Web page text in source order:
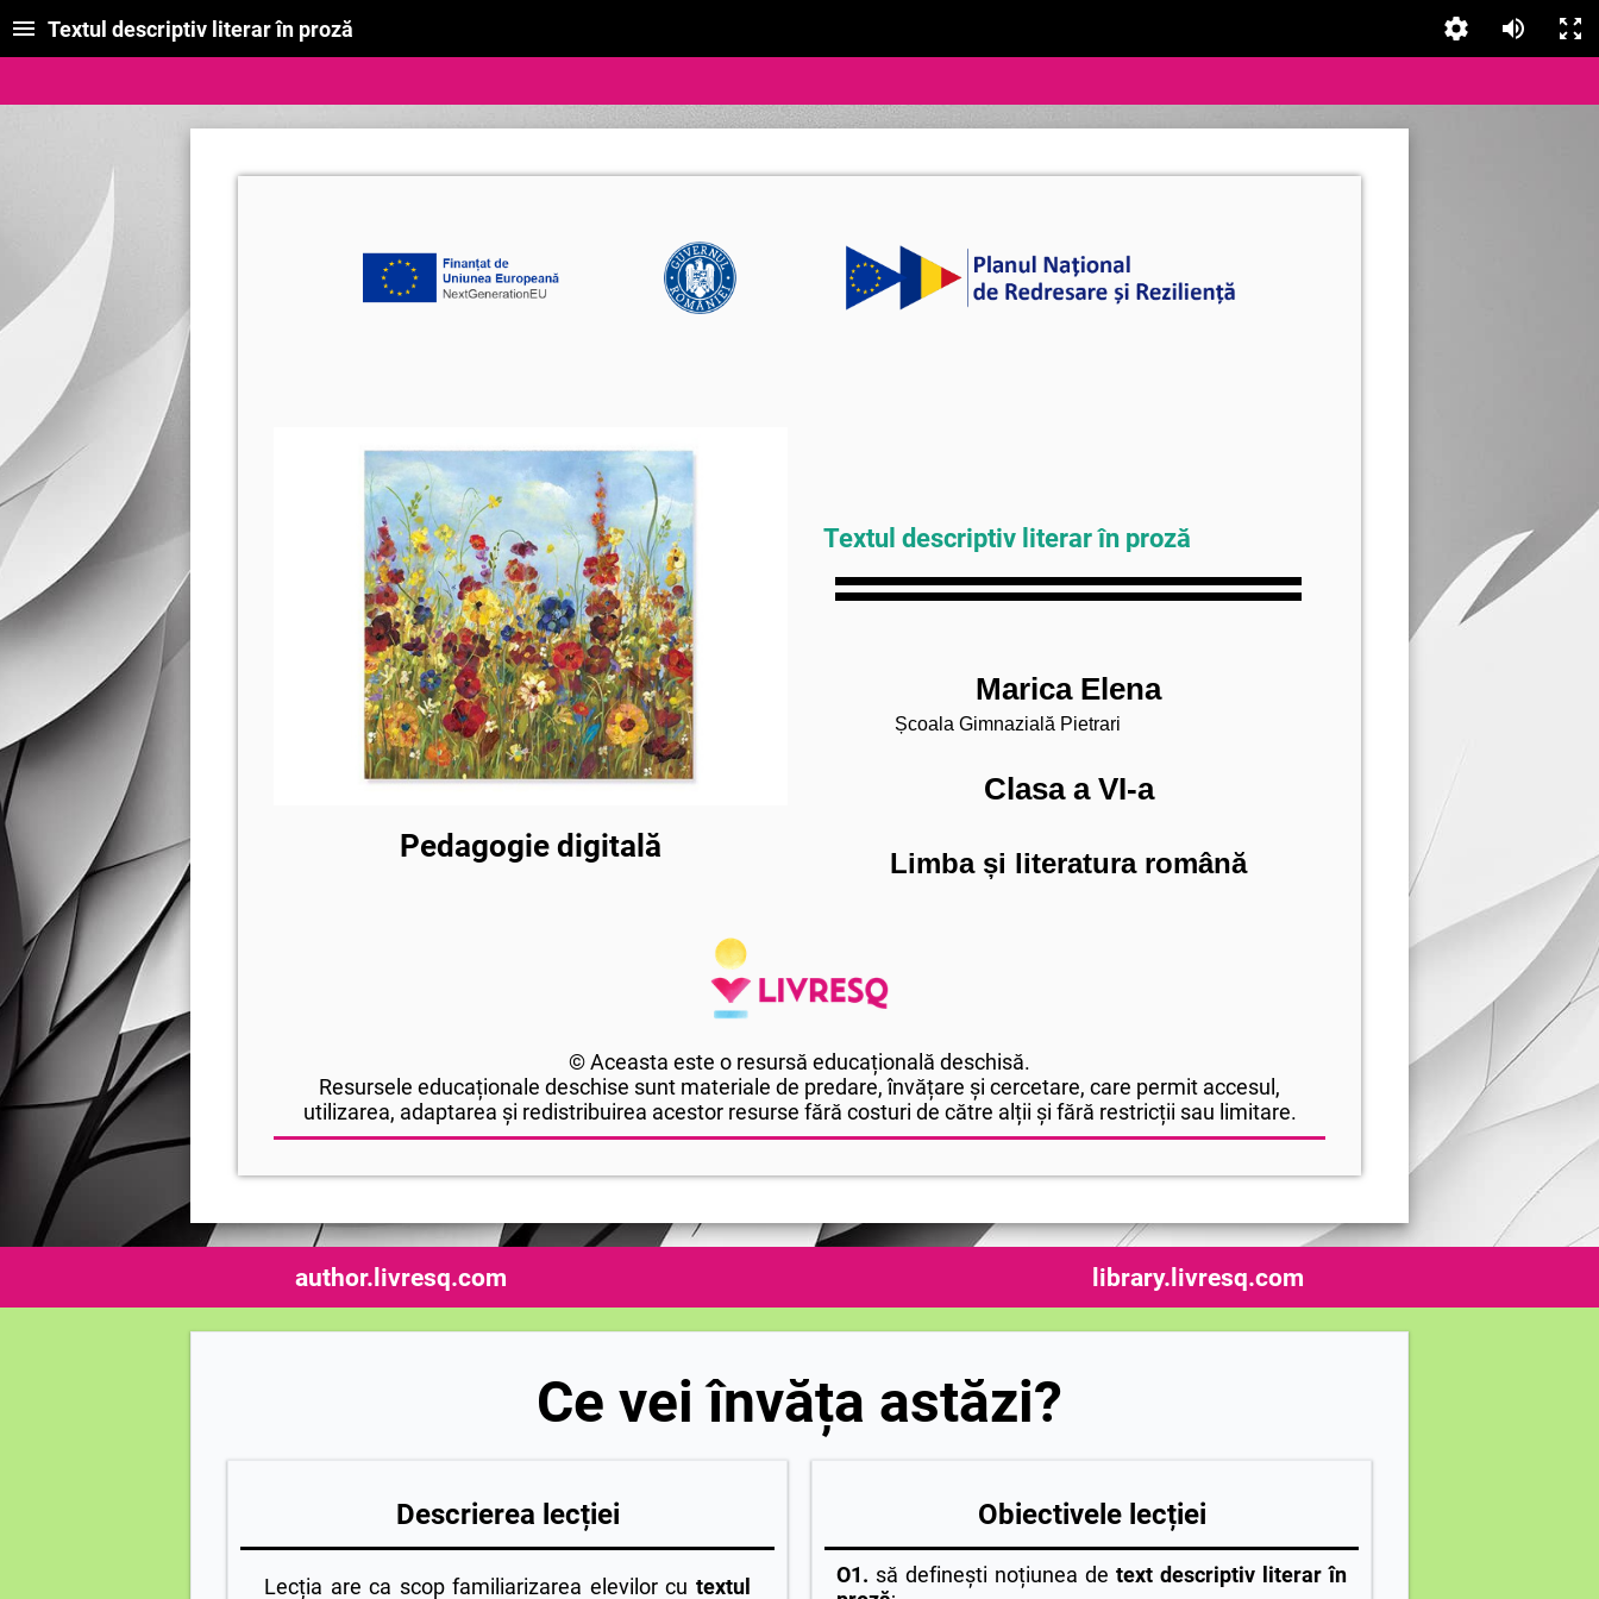
Textul descriptiv literar în proză
Pedagogie digitală
Textul descriptiv literar în proză
Marica Elena
Școala Gimnazială Pietrari
Clasa a VI-a
Limba și literatura română
© Aceasta este o resursă educațională deschisă.
Resursele educaționale deschise sunt materiale de predare, învățare și cercetare, care permit accesul,
utilizarea, adaptarea și redistribuirea acestor resurse fără costuri de către alții și fără restricții sau limitare.
author.livresq.com library.livresq.com
Ce vei învăța astăzi?
Descrierea lecției
Lecția are ca scop familiarizarea elevilor cu textul
Obiectivele lecției
O1. să definești noțiunea de text descriptiv literar în